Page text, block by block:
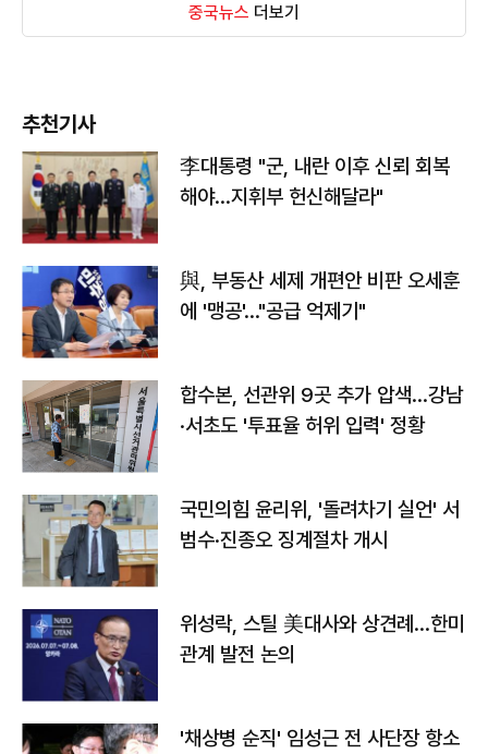
중국뉴스 더보기
추천기사
李대통령 "군, 내란 이후 신뢰 회복
해야…지휘부 헌신해달라"
與, 부동산 세제 개편안 비판 오세훈
에 '맹공'…"공급 억제기"
합수본, 선관위 9곳 추가 압색…강남
·서초도 '투표율 허위 입력' 정황
국민의힘 윤리위, '돌려차기 실언' 서
범수·진종오 징계절차 개시
위성락, 스틸 美대사와 상견례…한미
관계 발전 논의
'채상병 순직' 임성근 전 사단장 항소